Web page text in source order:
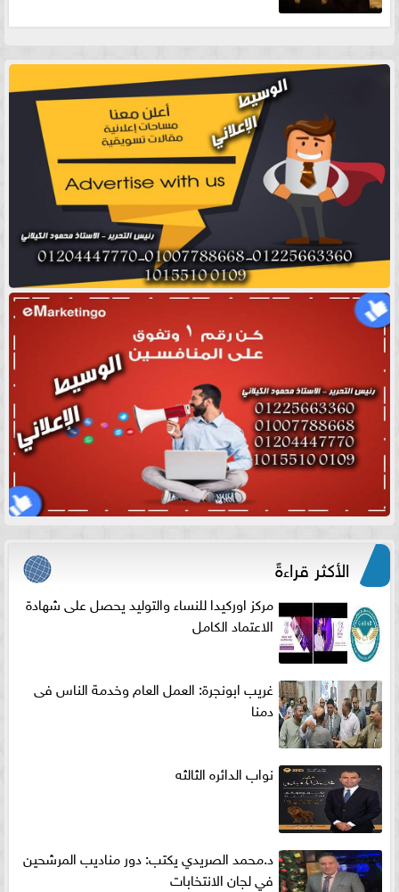
الأكثر قراءةً
مركز اوركيدا للنساء والتوليد يحصل على شهادة
الاعتماد الكامل
غريب ابونجرة: العمل العام وخدمة الناس فى
دمنا
نواب الدائره الثالثه
د.محمد الصريدي يكتب: دور مناديب المرشحين
في لجان الانتخابات